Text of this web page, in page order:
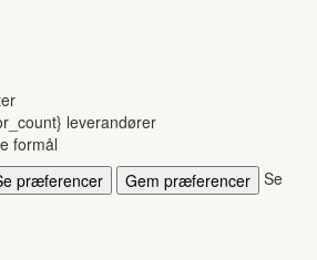
leverandører
formål
præferencer Gem præferencer Se